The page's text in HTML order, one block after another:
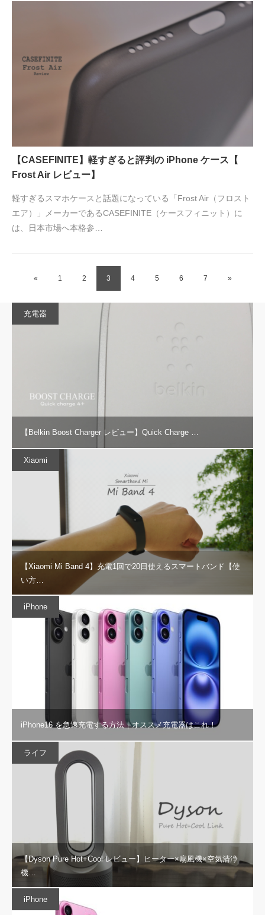
【CASEFINITE】軽すぎると評判の iPhone ケース【
Frost Air レビュー】
軽すぎるスマホケースと話題になっている「Frost Air（フロスト
エア）」メーカーであるCASEFINITE（ケースフィニット）に
は、日本市場へ本格参…
« 1 2 3 4 5 6 7 »
充電器
【Belkin Boost Charger レビュー】Quick Charge …
Xiaomi
【Xiaomi Mi Band 4】充電1回で20日使えるスマートバンド【使
い方…
iPhone
iPhone16 を急速充電する方法｜オススメ充電器はこれ！
ライフ
【Dyson Pure Hot+Cool レビュー】ヒーター×扇風機×空気清浄
機…
iPhone